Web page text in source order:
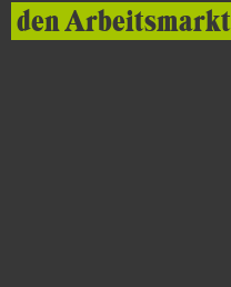
den Arbeitsmarkt